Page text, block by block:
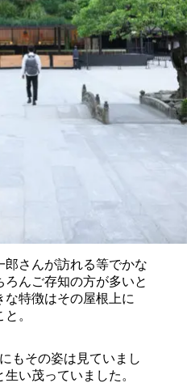
さんが訪れる等でかな
ろんご存知の方が多いと
な特徴はその屋根上に
。
もその姿は見ていまし
い茂っていました。